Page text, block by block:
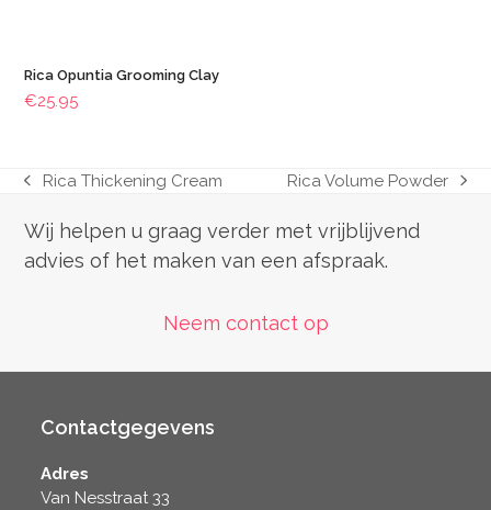
Rica Opuntia Grooming Clay
€25.95
previous
Rica Thickening Cream
next
Rica Volume Powder
Wij helpen u graag verder met vrijblijvend
advies of het maken van een afspraak.
Neem contact op
Contactgegevens
Adres
Van Nesstraat 33